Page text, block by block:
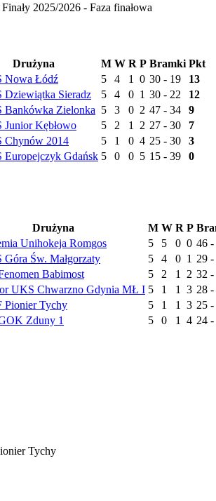
2025/2026 - Faza finałowa
Drużyna M W R P Bramki Pkt
Nowa Łódź 5 4 1 0 30 - 19
13
Dziewiątka Sieradz 5 4 0 1 30 - 22
12
Bankówka Zielonka 5 3 0 2 47 - 34
9
Junior Kębłowo 5 2 1 2 27 - 30
7
Chynów 2014 5 1 0 4 25 - 30
3
Europejczyk Gdańsk 5 0 0 5 15 - 39 0
Drużyna M W R P
Unihokeja Romgos 5 5 0 0 46 -
Św. Małgorzaty 5 4 0 1 29
Babimost 5 2 1 2 32 -
UKS Chwarzno Gdynia MŁ I 5 1 1 3 28
Tychy 5 1 1 3 25
Zduny 1 5 0 1 4 24 -